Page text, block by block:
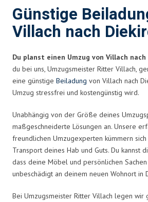
Günstige
Villach nach
Du planst einen Umzug von Villach nach
du bei uns, Umzugsmeister Ritter Villach,
eine günstige Beiladung von Villach nach
Umzug stressfrei und kostengünstig wird.
Unabhängig von der Größe deines
maßgeschneiderte Lösungen an. Unsere
freundlichen Umzugexperten kümmern
Transport deines Hab und Guts. Du kannst
dass deine Möbel und persönlichen
unbeschädigt an deinem neuen Wohnort in
Bei Umzugsmeister Ritter Villach legen wir